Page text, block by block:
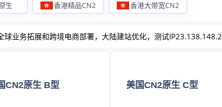
生 香港精品CN2 香港大带宽CN2
球业务拓展和跨境电商部署，大陆建站优化，测试IP23.138.148.2
CN2原生 B型 美国CN2原生 C型